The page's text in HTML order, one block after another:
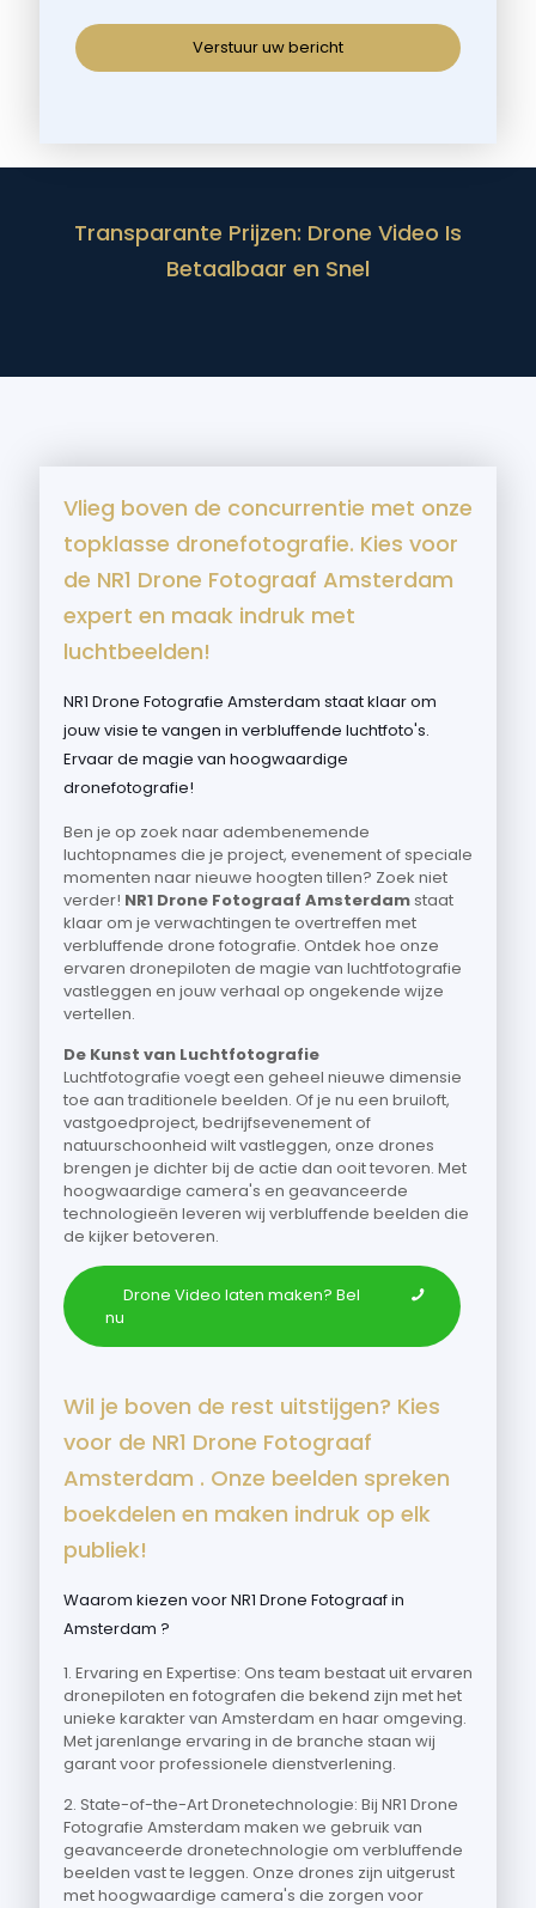
Transparante Prijzen: Drone Video Is
Betaalbaar en Snel
Vlieg boven de concurrentie met onze
topklasse dronefotografie. Kies voor
de NR1 Drone Fotograaf Amsterdam
expert en maak indruk met
luchtbeelden!
NR1 Drone Fotografie Amsterdam staat klaar om
jouw visie te vangen in verbluffende luchtfoto's.
Ervaar de magie van hoogwaardige
dronefotografie!
Ben je op zoek naar adembenemende
luchtopnames die je project, evenement of speciale
momenten naar nieuwe hoogten tillen? Zoek niet
verder! NR1 Drone Fotograaf Amsterdamstaat
klaar om je verwachtingen te overtreffen met
verbluffende drone fotografie. Ontdek hoe onze
ervaren dronepiloten de magie van luchtfotografie
vastleggen en jouw verhaal op ongekende wijze
vertellen.
De Kunst van Luchtfotografie
Luchtfotografie voegt een geheel nieuwe dimensie
toe aan traditionele beelden. Of je nu een bruiloft,
vastgoedproject, bedrijfsevenement of
natuurschoonheid wilt vastleggen, onze drones
brengen je dichter bij de actie dan ooit tevoren. Met
hoogwaardige camera's en geavanceerde
technologieën leveren wij verbluffende beelden die
de kijker betoveren.
Drone Video laten maken? Bel
nu
Wil je boven de rest uitstijgen? Kies
voor de NR1 Drone Fotograaf
Amsterdam . Onze beelden spreken
boekdelen en maken indruk op elk
publiek!
Waarom kiezen voor NR1 Drone Fotograaf in
Amsterdam ?
1. Ervaring en Expertise: Ons team bestaat uit ervaren
dronepiloten en fotografen die bekend zijn met het
unieke karakter van Amsterdam en haar omgeving.
Met jarenlange ervaring in de branche staan wij
garant voor professionele dienstverlening.
2. State-of-the-Art Dronetechnologie: Bij NR1 Drone
Fotografie Amsterdam maken we gebruik van
geavanceerde dronetechnologie om verbluffende
beelden vast te leggen. Onze drones zijn uitgerust
met hoogwaardige camera's die zorgen voor